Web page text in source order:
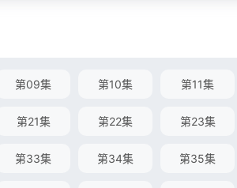
第09集 第10集 第11集
第21集 第22集 第23集
第33集 第34集 第35集